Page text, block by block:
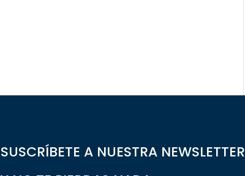
SUSCRÍBETE A NUESTRA NEWSLETTER